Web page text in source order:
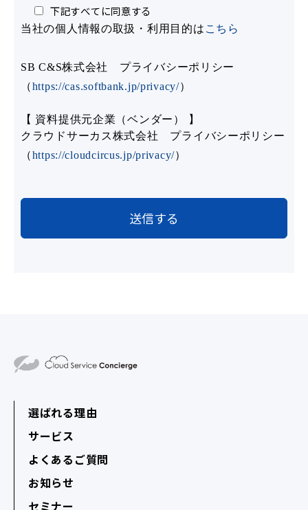
下記すべてに同意する
当社の個人情報の取扱・利用目的は こちら
SB C&S株式会社 プライバシーポリシー
（https://cas.softbank.jp/privacy/）
【 資料提供元企業（ベンダー） 】
クラウドサーカス株式会社 プライバシーポリシー
（https://cloudcircus.jp/privacy/）
選ばれる理由
サービス
よくあるご質問
お知らせ
セミナー